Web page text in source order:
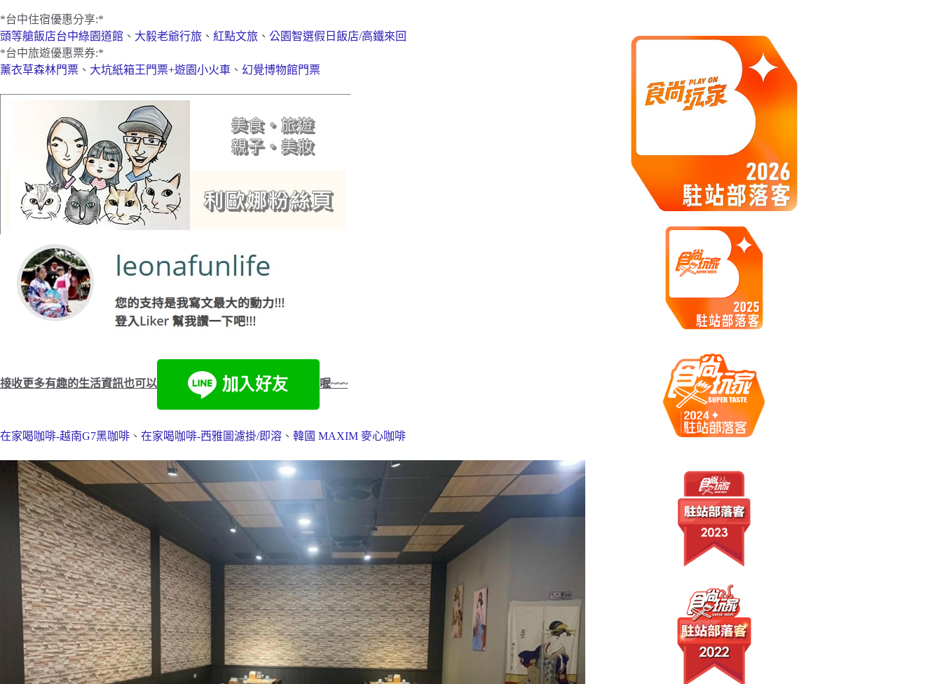
*台中住宿優惠分享:*
頭等艙飯店台中綠園道館 、 大毅老爺行旅 、 紅點文旅 、 公園智選假日飯店/高鐵來回
*台中旅遊優惠票券:*
薰衣草森林門票 、 大坑紙箱王門票+遊園小火車 、 幻覺博物館門票
接收更多有趣的生活資訊也可以 喔~~~
在家喝咖啡-越南G7黑咖啡 、 在家喝咖啡-西雅圖濾掛/即溶 、 韓國 MAXIM 麥心咖啡